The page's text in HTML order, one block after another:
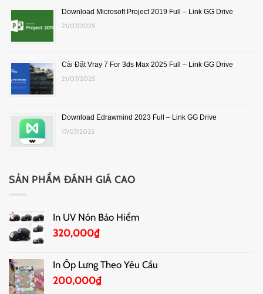
Download Microsoft Project 2019 Full – Link GG Drive
21/07/2025
Cài Đặt Vray 7 For 3ds Max 2025 Full – Link GG Drive
21/07/2025
Download Edrawmind 2023 Full – Link GG Drive
17/07/2025
SẢN PHẨM ĐÁNH GIÁ CAO
In UV Nón Bảo Hiểm
320,000₫
In Ốp Lưng Theo Yêu Cầu
200,000₫